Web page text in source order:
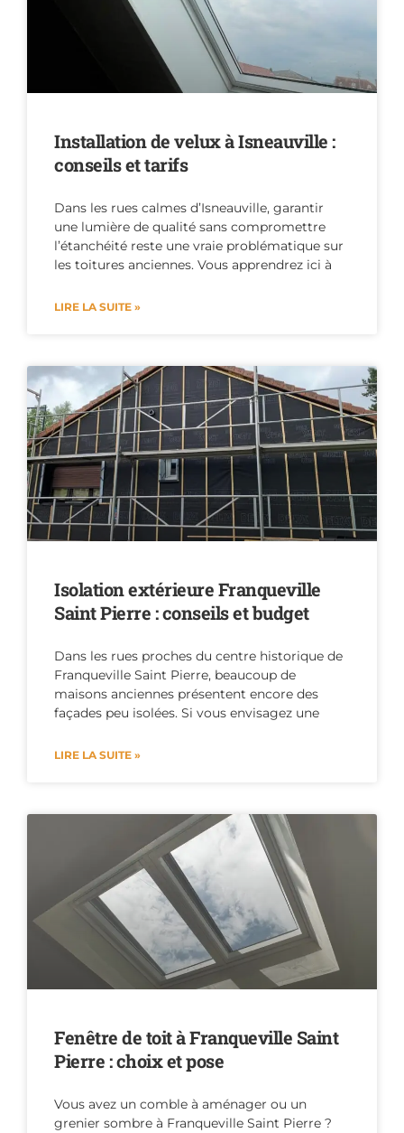
Installation de velux à Isneauville :
conseils et tarifs
Dans les rues calmes d’Isneauville, garantir
une lumière de qualité sans compromettre
l’étanchéité reste une vraie problématique sur
les toitures anciennes. Vous apprendrez ici à
LIRE LA SUITE »
Isolation extérieure Franqueville
Saint Pierre : conseils et budget
Dans les rues proches du centre historique de
Franqueville Saint Pierre, beaucoup de
maisons anciennes présentent encore des
façades peu isolées. Si vous envisagez une
LIRE LA SUITE »
Fenêtre de toit à Franqueville Saint
Pierre : choix et pose
Vous avez un comble à aménager ou un
grenier sombre à Franqueville Saint Pierre ?